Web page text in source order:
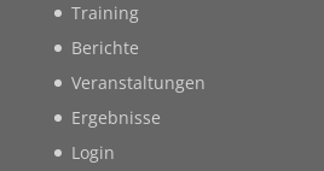
Training
Berichte
Veranstaltungen
Ergebnisse
Login